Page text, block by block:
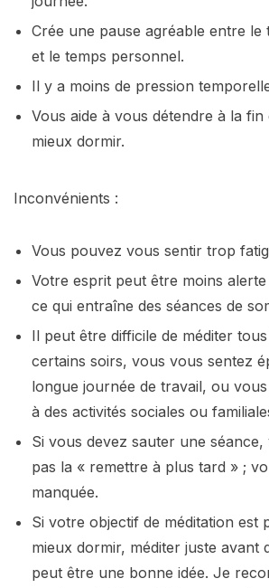
Crée une pause agréable entre le
et le temps personnel.
Il y a moins de pression
Vous aide à vous détendre à la
mieux dormir.
Inconvénients :
Vous pouvez vous sentir trop
Votre esprit peut être moins
ce qui entraîne des séances de
Il peut être difficile de méditer
certains soirs, vous vous sentez
longue journée de travail, ou
à des activités sociales ou
Si vous devez sauter une
pas la « remettre à plus tard » ;
manquée.
Si votre objectif de méditation est
mieux dormir, méditer juste avant
peut être une bonne idée. Je